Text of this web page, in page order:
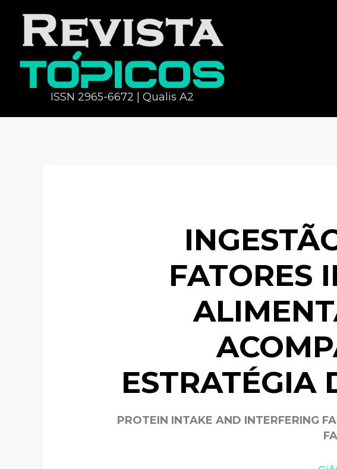
ISSN 2965-6672 | Qualis A2
FATORES
ESTRATÉGIA
PROTEIN INTAKE AND INTERFERING